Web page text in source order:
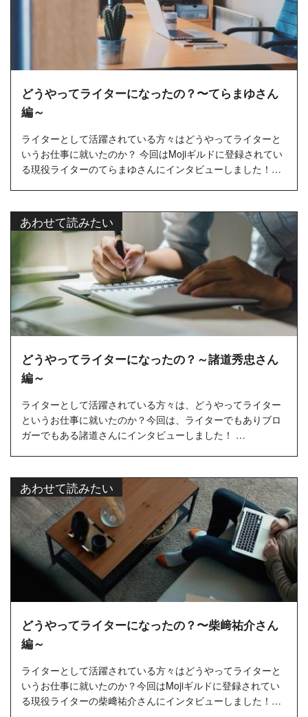
どうやってライターになったの？〜てらまゆさん
編～
ライターとして活躍されている方々はどうやってライターと
いうお仕事に就いたのか？ 今回はMojiギルドに登録されてい
る現役ライターのてらまゆさんにインタビューしました！…
あわせて読みたい
どうやってライターになったの？～諸道秀忠さん
編～
ライターとして活躍されている方々は、どうやってライター
というお仕事に就いたのか？今回は、ライターでもありブロ
ガーでもある諸道さんにインタビューしました！ …
あわせて読みたい
どうやってライターになったの？〜柴﨑祐介さん
編～
ライターとして活躍されている方々はどうやってライターと
いうお仕事に就いたのか？今回はMojiギルドに登録されてい
る現役ライターの柴﨑祐介さんにインタビューしました！…